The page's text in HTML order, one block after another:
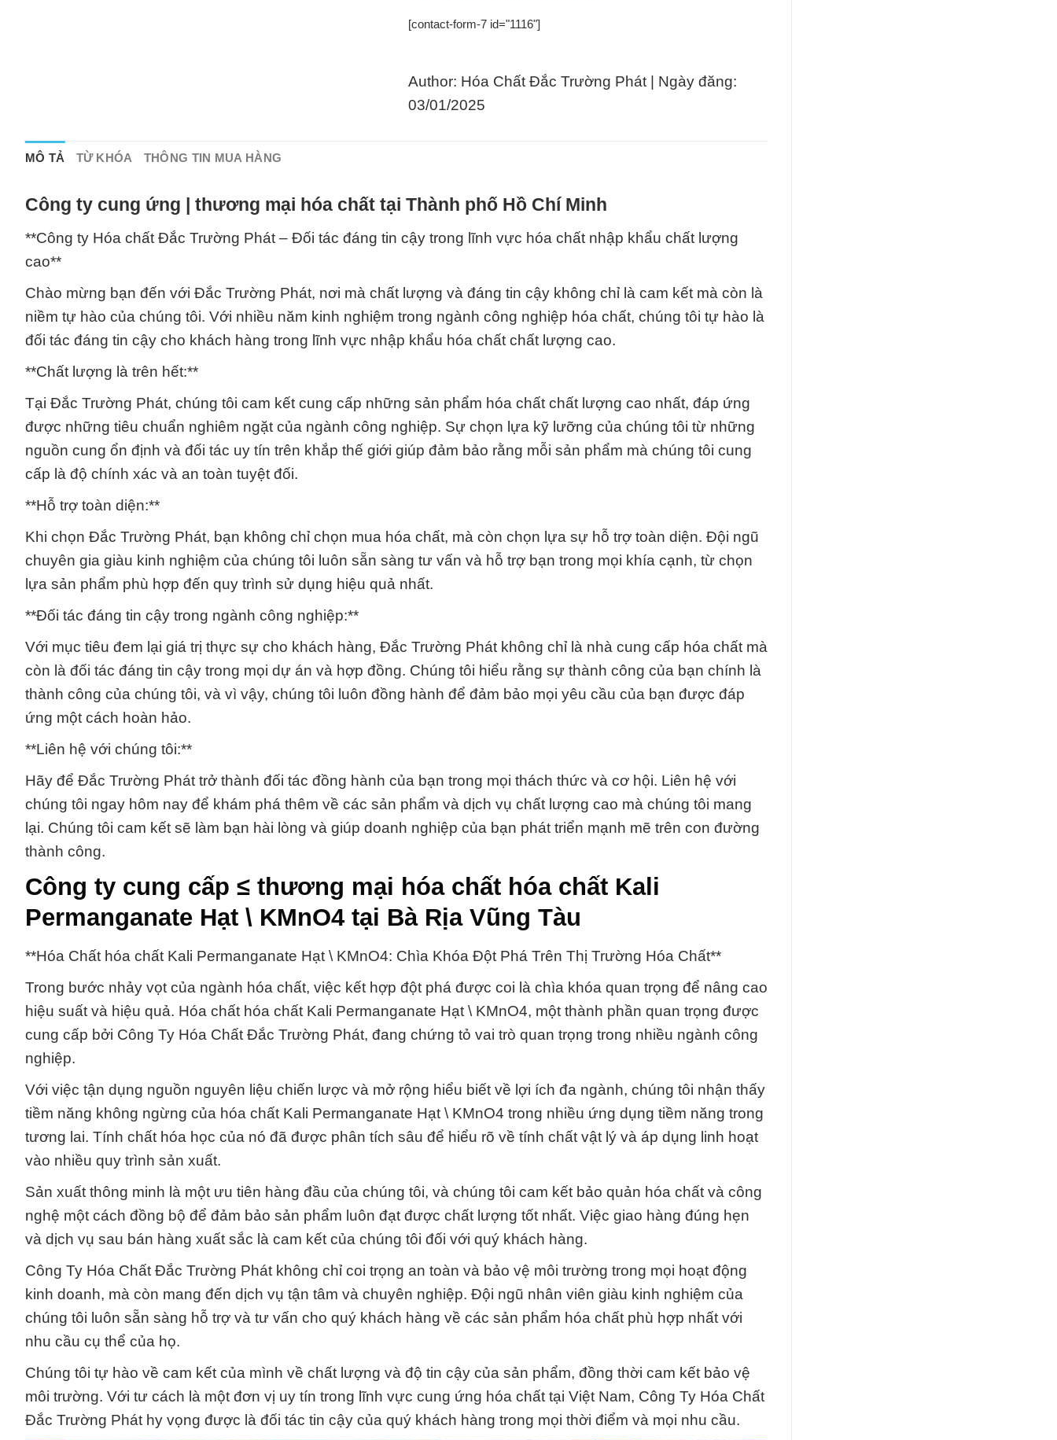
[contact-form-7 id="1116"]
Author: Hóa Chất Đắc Trường Phát | Ngày đăng:
03/01/2025
MÔ TẢ TỪ KHÓA THÔNG TIN MUA HÀNG
Công ty cung ứng | thương mại hóa chất tại Thành phố Hồ Chí Minh
**Công ty Hóa chất Đắc Trường Phát – Đối tác đáng tin cậy trong lĩnh vực hóa chất nhập khẩu chất lượng
cao**
Chào mừng bạn đến với Đắc Trường Phát, nơi mà chất lượng và đáng tin cậy không chỉ là cam kết mà còn là
niềm tự hào của chúng tôi. Với nhiều năm kinh nghiệm trong ngành công nghiệp hóa chất, chúng tôi tự hào là
đối tác đáng tin cậy cho khách hàng trong lĩnh vực nhập khẩu hóa chất chất lượng cao.
**Chất lượng là trên hết:**
Tại Đắc Trường Phát, chúng tôi cam kết cung cấp những sản phẩm hóa chất chất lượng cao nhất, đáp ứng
được những tiêu chuẩn nghiêm ngặt của ngành công nghiệp. Sự chọn lựa kỹ lưỡng của chúng tôi từ những
nguồn cung ổn định và đối tác uy tín trên khắp thế giới giúp đảm bảo rằng mỗi sản phẩm mà chúng tôi cung
cấp là độ chính xác và an toàn tuyệt đối.
**Hỗ trợ toàn diện:**
Khi chọn Đắc Trường Phát, bạn không chỉ chọn mua hóa chất, mà còn chọn lựa sự hỗ trợ toàn diện. Đội ngũ
chuyên gia giàu kinh nghiệm của chúng tôi luôn sẵn sàng tư vấn và hỗ trợ bạn trong mọi khía cạnh, từ chọn
lựa sản phẩm phù hợp đến quy trình sử dụng hiệu quả nhất.
**Đối tác đáng tin cậy trong ngành công nghiệp:**
Với mục tiêu đem lại giá trị thực sự cho khách hàng, Đắc Trường Phát không chỉ là nhà cung cấp hóa chất mà
còn là đối tác đáng tin cậy trong mọi dự án và hợp đồng. Chúng tôi hiểu rằng sự thành công của bạn chính là
thành công của chúng tôi, và vì vậy, chúng tôi luôn đồng hành để đảm bảo mọi yêu cầu của bạn được đáp
ứng một cách hoàn hảo.
**Liên hệ với chúng tôi:**
Hãy để Đắc Trường Phát trở thành đối tác đồng hành của bạn trong mọi thách thức và cơ hội. Liên hệ với
chúng tôi ngay hôm nay để khám phá thêm về các sản phẩm và dịch vụ chất lượng cao mà chúng tôi mang
lại. Chúng tôi cam kết sẽ làm bạn hài lòng và giúp doanh nghiệp của bạn phát triển mạnh mẽ trên con đường
thành công.
Công ty cung cấp ≤ thương mại hóa chất hóa chất Kali
Permanganate Hạt \ KMnO4 tại Bà Rịa Vũng Tàu
**Hóa Chất hóa chất Kali Permanganate Hạt \ KMnO4: Chìa Khóa Đột Phá Trên Thị Trường Hóa Chất**
Trong bước nhảy vọt của ngành hóa chất, việc kết hợp đột phá được coi là chìa khóa quan trọng để nâng cao
hiệu suất và hiệu quả. Hóa chất hóa chất Kali Permanganate Hạt \ KMnO4, một thành phần quan trọng được
cung cấp bởi Công Ty Hóa Chất Đắc Trường Phát, đang chứng tỏ vai trò quan trọng trong nhiều ngành công
nghiệp.
Với việc tận dụng nguồn nguyên liệu chiến lược và mở rộng hiểu biết về lợi ích đa ngành, chúng tôi nhận thấy
tiềm năng không ngừng của hóa chất Kali Permanganate Hạt \ KMnO4 trong nhiều ứng dụng tiềm năng trong
tương lai. Tính chất hóa học của nó đã được phân tích sâu để hiểu rõ về tính chất vật lý và áp dụng linh hoạt
vào nhiều quy trình sản xuất.
Sản xuất thông minh là một ưu tiên hàng đầu của chúng tôi, và chúng tôi cam kết bảo quản hóa chất và công
nghệ một cách đồng bộ để đảm bảo sản phẩm luôn đạt được chất lượng tốt nhất. Việc giao hàng đúng hẹn
và dịch vụ sau bán hàng xuất sắc là cam kết của chúng tôi đối với quý khách hàng.
Công Ty Hóa Chất Đắc Trường Phát không chỉ coi trọng an toàn và bảo vệ môi trường trong mọi hoạt động
kinh doanh, mà còn mang đến dịch vụ tận tâm và chuyên nghiệp. Đội ngũ nhân viên giàu kinh nghiệm của
chúng tôi luôn sẵn sàng hỗ trợ và tư vấn cho quý khách hàng về các sản phẩm hóa chất phù hợp nhất với
nhu cầu cụ thể của họ.
Chúng tôi tự hào về cam kết của mình về chất lượng và độ tin cậy của sản phẩm, đồng thời cam kết bảo vệ
môi trường. Với tư cách là một đơn vị uy tín trong lĩnh vực cung ứng hóa chất tại Việt Nam, Công Ty Hóa Chất
Đắc Trường Phát hy vọng được là đối tác tin cậy của quý khách hàng trong mọi thời điểm và mọi nhu cầu.